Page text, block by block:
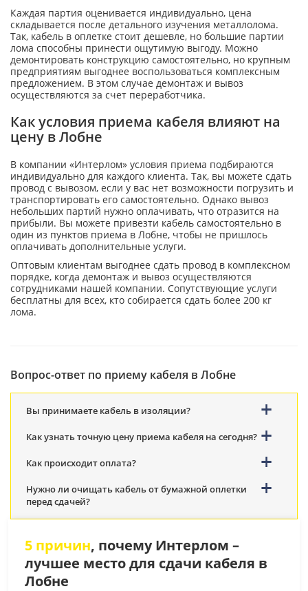
Каждая партия оценивается индивидуально, цена
складывается после детального изучения металлолома.
Так, кабель в оплетке стоит дешевле, но большие партии
лома способны принести ощутимую выгоду. Можно
демонтировать конструкцию самостоятельно, но крупным
предприятиям выгоднее воспользоваться комплексным
предложением. В этом случае демонтаж и вывоз
осуществляются за счет переработчика.
Как условия приема кабеля влияют на
цену в Лобне
В компании «Интерлом» условия приема подбираются
индивидуально для каждого клиента. Так, вы можете сдать
провод с вывозом, если у вас нет возможности погрузить и
транспортировать его самостоятельно. Однако вывоз
небольших партий нужно оплачивать, что отразится на
прибыли. Вы можете привезти кабель самостоятельно в
один из пунктов приема в Лобне, чтобы не пришлось
оплачивать дополнительные услуги.
Оптовым клиентам выгоднее сдать провод в комплексном
порядке, когда демонтаж и вывоз осуществляются
сотрудниками нашей компании. Сопутствующие услуги
бесплатны для всех, кто собирается сдать более 200 кг
лома.
Вопрос-ответ по приему кабеля в Лобне
Вы принимаете кабель в изоляции?
Как узнать точную цену приема кабеля на сегодня?
Как происходит оплата?
Нужно ли очищать кабель от бумажной оплетки
перед сдачей?
5 причин, почему Интерлом –
лучшее место для сдачи кабеля в
Лобне